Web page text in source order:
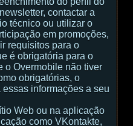
contactar a
técnico ou utilizar o
em promoções,
requisitos para o
é obrigatória para o
o Overmobile não tiver
obrigatórias, o
informações a seu
Web ou na aplicação
como VKontakte,